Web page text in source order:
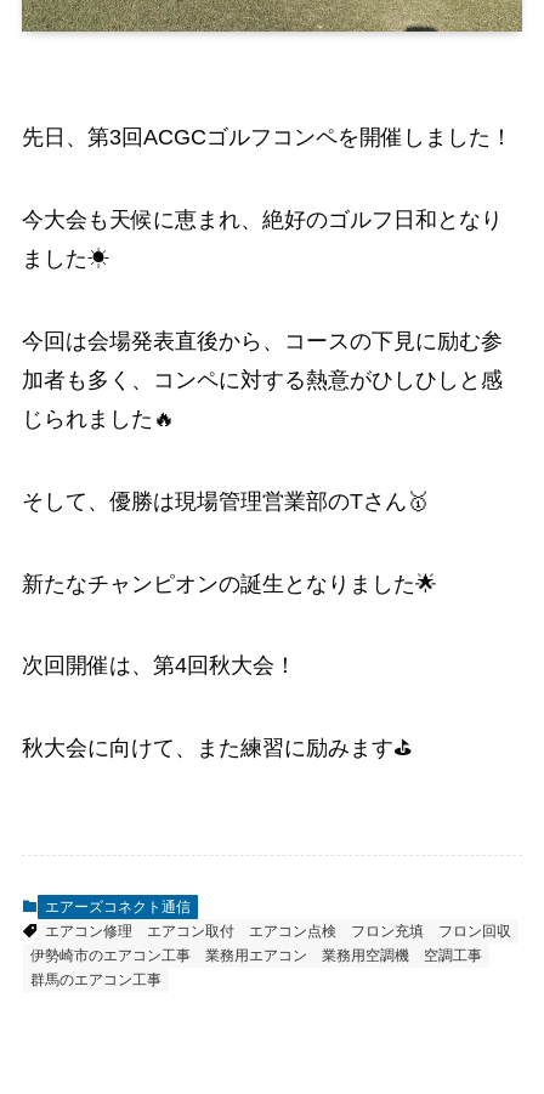
先日、第3回ACGCゴルフコンペを開催しました！
今大会も天候に恵まれ、絶好のゴルフ日和となり
ました☀
今回は会場発表直後から、コースの下見に励む参
加者も多く、コンペに対する熱意がひしひしと感
じられました🔥
そして、優勝は現場管理営業部のTさん🥇
新たなチャンピオンの誕生となりました🌟
次回開催は、第4回秋大会！
秋大会に向けて、また練習に励みます⛳
エアーズコネクト通信
エアコン修理
エアコン取付 エアコン点検 フロン充填
フロン回収
伊勢崎市のエアコン工事
業務用エアコン 業務用空調機
空調工事
群馬のエアコン工事